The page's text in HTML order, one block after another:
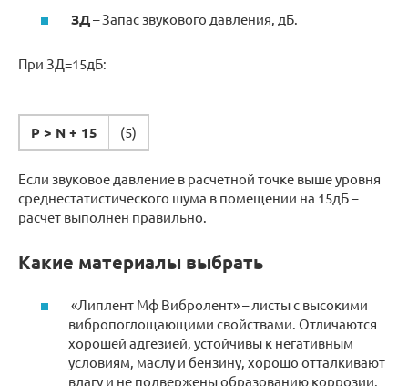
ЗД– Запас звукового давления, дБ.
При ЗД=15дБ:
Р > N + 15 (5)
Если звуковое давление в расчетной точке выше уровня
среднестатистического шума в помещении на 15дБ –
расчет выполнен правильно.
Какие материалы выбрать
«Липлент Мф Вибролент» – листы с высокими
вибропоглощающими свойствами. Отличаются
хорошей адгезией, устойчивы к негативным
условиям, маслу и бензину, хорошо отталкивают
влагу и не подвержены образованию коррозии.